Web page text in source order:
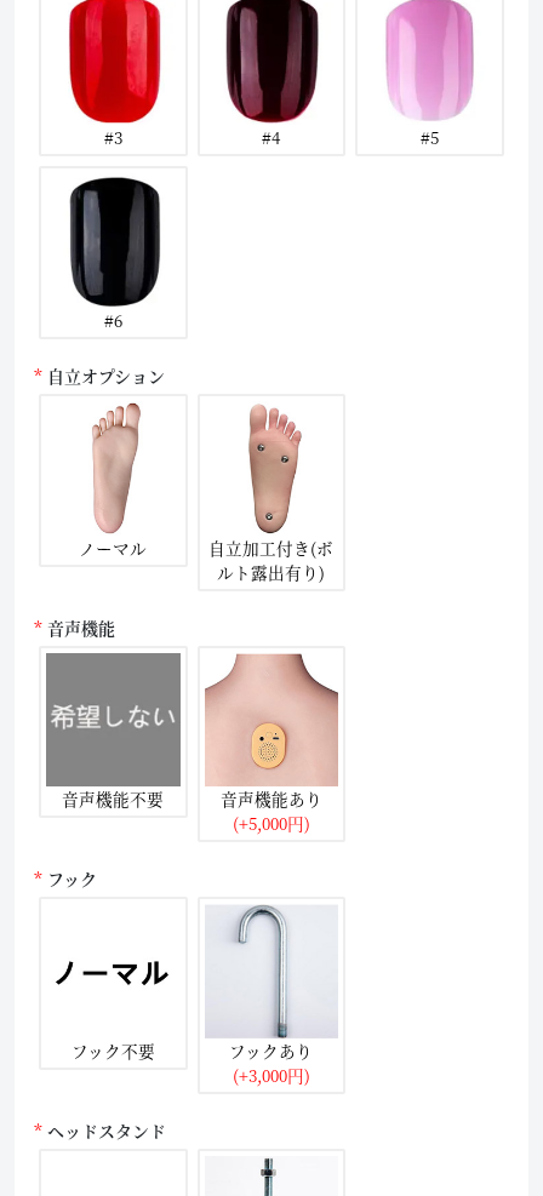
#3 #4 #5
#6
自立オプション
ノーマル
自立加工付き(ボ
ルト露出有り)
音声機能
音声機能不要
音声機能あり
(+5,000円)
フック
フック不要
フックあり
(+3,000円)
ヘッドスタンド